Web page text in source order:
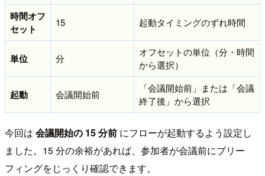
時間オフ
セット
15 起動タイミングのずれ時間
単位 分
オフセットの単位（分・時間
から選択）
起動 会議開始前
「会議開始前」または「会議
終了後」から選択
今回は 会議開始の 15 分前 にフローが起動するよう設定し
ました。15 分の余裕があれば、参加者が会議前にブリー
フィングをじっくり確認できます。